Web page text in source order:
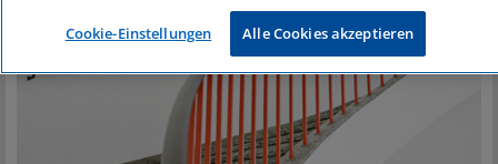
Cookie-Einstellungen Alle Cookies akzeptieren